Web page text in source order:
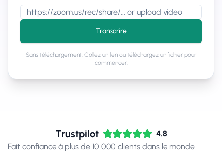
Transcrire
Sans téléchargement. Collez un lien ou téléchargez un fichier pour
commencer.
Trustpilot
4.8
Fait confiance à plus de 10 000 clients dans le monde